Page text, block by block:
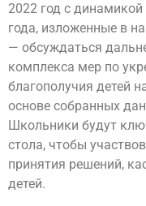
2022 год с
года, изложенные в
— обсуждаться
комплекса мер по
благополучия детей
основе собранных
Школьники будут
стола, чтобы
принятия решений,
детей.